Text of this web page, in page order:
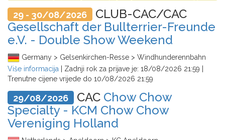
29 - 30/08/2026 CLUB-CAC/CAC
Gesellschaft der Bullterrier-Freunde
e.V. - Double Show Weekend
Germany > Gelsenkirchen-Resse > Windhunderennbahn
Više informacija
| Zadnji rok za prijave je: 18/08/2026 21:59
Trenutne cijene vrijede do 10/08/2026 21:59
29/08/2026 CAC Chow Chow
Specialty - KCM Chow Chow
Vereniging Holland